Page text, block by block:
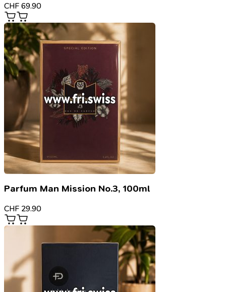
CHF 69.90
Parfum Man Mission No.3, 100ml
CHF 29.90